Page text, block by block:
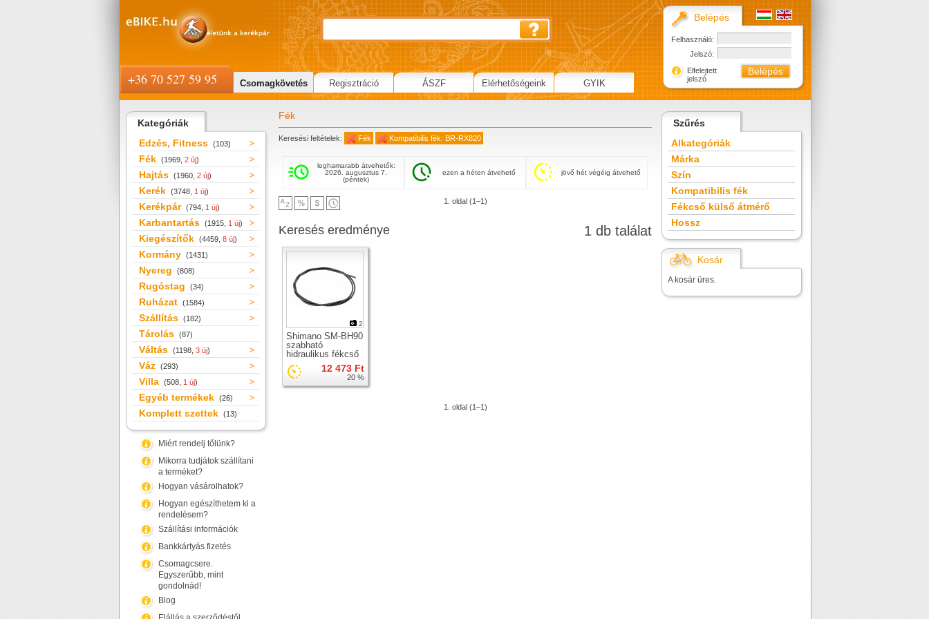
Kategóriák
Edzés, Fitness (103)
Fék (1969, 2 új)
Hajtás (1960, 2 új)
Kerék (3748, 1 új)
Kerékpár (794, 1 új)
Karbantartás (1915, 1 új)
Kiegészítők (4459, 8 új)
Kormány (1431)
Nyereg (808)
Rugóstag (34)
Ruházat (1584)
Szállítás (182)
Tárolás (87)
Váltás (1198, 3 új)
Váz (293)
Villa (508, 1 új)
Egyéb termékek (26)
Komplett szettek (13)
Miért rendelj tőlünk?
Mikorra tudjátok szállítani
a terméket?
Hogyan vásárolhatok?
Hogyan egészíthetem ki a
rendelésem?
Szállítási információk
Bankkártyás fizetés
Csomagcsere.
Egyszerűbb, mint
gondolnád!
Blog
Fék
Keresési feltételek: Fék Kompatibilis fék: BR-RX820
leghamarabb átvehetők:
2026. augusztus 7.
(péntek)
ezen a héten átvehető jövő hét végéig átvehető
1. oldal (1–1)
1 db találat
Keresés eredménye
2
Shimano SM-BH90
szabható
hidraulikus fékcső
12 473 Ft
20 %
1. oldal (1–1)
Szűrés
Alkategóriák
Márka
Szín
Kompatibilis fék
Fékcső külső átmérő
Hossz
Kosár
A kosár üres.
Belépés
Felhasználó:
Jelszó:
Elfelejtett
jelszó
+36 70 527 59 95 Csomagkövetés Regisztráció ÁSZF Elérhetőségeink GYIK